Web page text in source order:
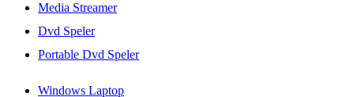
Media Streamer
Dvd Speler
Portable Dvd Speler
Windows Laptop